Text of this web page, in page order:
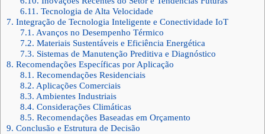
6.11. Tecnologia de Alta Velocidade
7. Integração de Tecnologia Inteligente e Conectividade IoT
7.1. Avanços no Desempenho Térmico
7.2. Materiais Sustentáveis e Eficiência Energética
7.3. Sistemas de Manutenção Preditiva e Diagnóstico
8. Recomendações Específicas por Aplicação
8.1. Recomendações Residenciais
8.2. Aplicações Comerciais
8.3. Ambientes Industriais
8.4. Considerações Climáticas
8.5. Recomendações Baseadas em Orçamento
9. Conclusão e Estrutura de Decisão